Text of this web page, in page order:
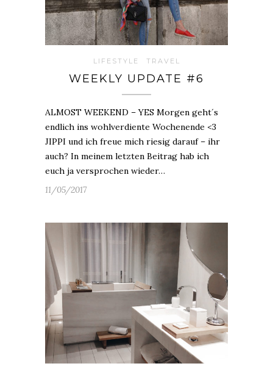
LIFESTYLE TRAVEL
WEEKLY UPDATE #6
ALMOST WEEKEND – YES Morgen geht´s
endlich ins wohlverdiente Wochenende <3
JIPPI und ich freue mich riesig darauf – ihr
auch? In meinem letzten Beitrag hab ich
euch ja versprochen wieder…
11/05/2017